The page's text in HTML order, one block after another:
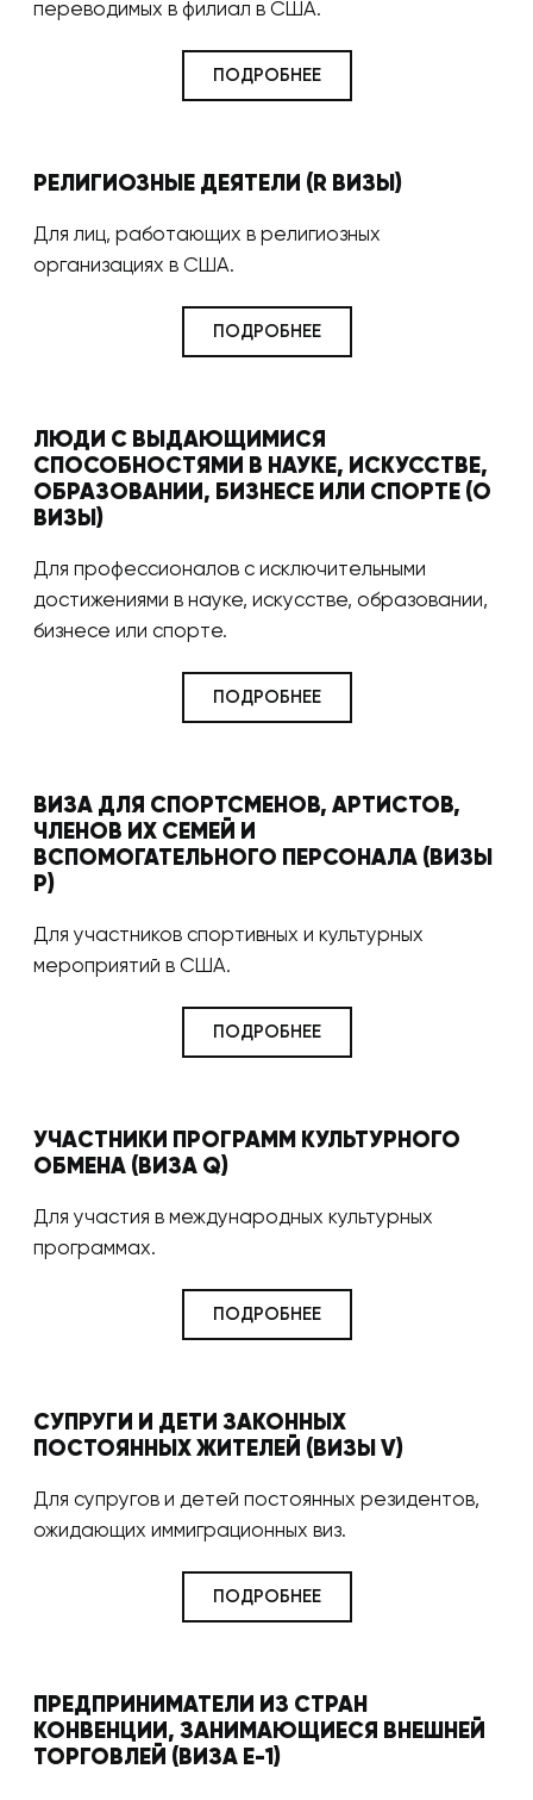
переводимых в филиал в США.
ПОДРОБНЕЕ
РЕЛИГИОЗНЫЕ ДЕЯТЕЛИ (R ВИЗЫ)
Для лиц, работающих в религиозных
организациях в США.
ПОДРОБНЕЕ
ЛЮДИ С ВЫДАЮЩИМИСЯ
СПОСОБНОСТЯМИ В НАУКЕ, ИСКУССТВЕ,
ОБРАЗОВАНИИ, БИЗНЕСЕ ИЛИ СПОРТЕ (О
ВИЗЫ)
Для профессионалов с исключительными
достижениями в науке, искусстве, образовании,
бизнесе или спорте.
ПОДРОБНЕЕ
ВИЗА ДЛЯ СПОРТСМЕНОВ, АРТИСТОВ,
ЧЛЕНОВ ИХ СЕМЕЙ И
ВСПОМОГАТЕЛЬНОГО ПЕРСОНАЛА (ВИЗЫ
P)
Для участников спортивных и культурных
мероприятий в США.
ПОДРОБНЕЕ
УЧАСТНИКИ ПРОГРАММ КУЛЬТУРНОГО
ОБМЕНА (ВИЗА Q)
Для участия в международных культурных
программах.
ПОДРОБНЕЕ
СУПРУГИ И ДЕТИ ЗАКОННЫХ
ПОСТОЯННЫХ ЖИТЕЛЕЙ (ВИЗЫ V)
Для супругов и детей постоянных резидентов,
ожидающих иммиграционных виз.
ПОДРОБНЕЕ
ПРЕДПРИНИМАТЕЛИ ИЗ СТРАН
КОНВЕНЦИИ, ЗАНИМАЮЩИЕСЯ ВНЕШНЕЙ
ТОРГОВЛЕЙ (ВИЗА E-1)